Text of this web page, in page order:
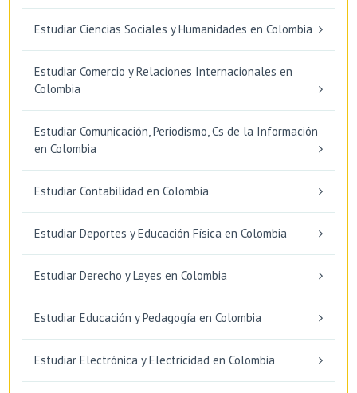
Estudiar Ciencias Sociales y Humanidades en Colombia
Estudiar Comercio y Relaciones Internacionales en
Colombia
Estudiar Comunicación, Periodismo, Cs de la Información
en Colombia
Estudiar Contabilidad en Colombia
Estudiar Deportes y Educación Física en Colombia
Estudiar Derecho y Leyes en Colombia
Estudiar Educación y Pedagogía en Colombia
Estudiar Electrónica y Electricidad en Colombia